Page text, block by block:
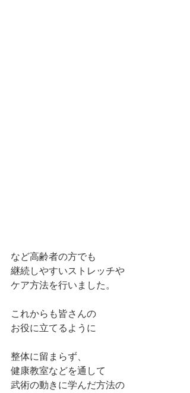
など高齢者の方でも
継続しやすいストレッチや
ケア方法を行いました。
これからも皆さんの
お役に立てるように
整体に留まらず、
健康教室などを通して
武術の動きに学んだ方法の